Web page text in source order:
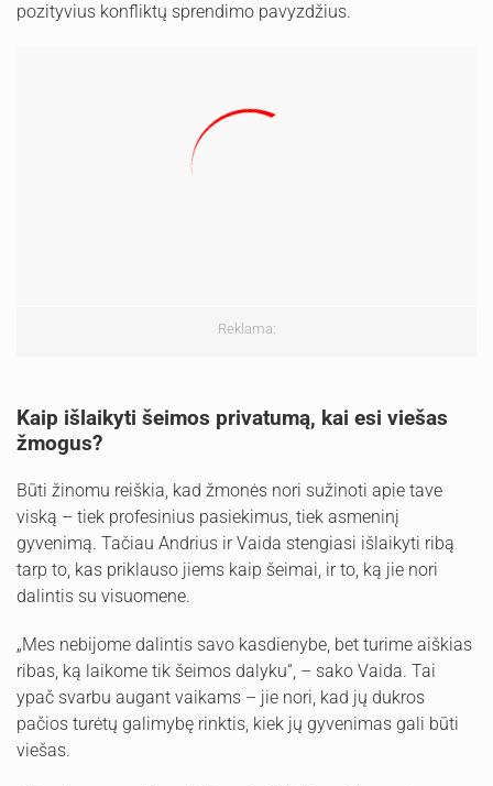
pozityvius konfliktų sprendimo pavyzdžius.
Reklama:
Kaip išlaikyti šeimos privatumą, kai esi viešas
žmogus?
Būti žinomu reiškia, kad žmonės nori sužinoti apie tave
viską – tiek profesinius pasiekimus, tiek asmeninį
gyvenimą. Tačiau Andrius ir Vaida stengiasi išlaikyti ribą
tarp to, kas priklauso jiems kaip šeimai, ir to, ką jie nori
dalintis su visuomene.
„Mes nebijome dalintis savo kasdienybe, bet turime aiškias
ribas, ką laikome tik šeimos dalyku“, – sako Vaida. Tai
ypač svarbu augant vaikams – jie nori, kad jų dukros
pačios turėtų galimybę rinktis, kiek jų gyvenimas gali būti
viešas.